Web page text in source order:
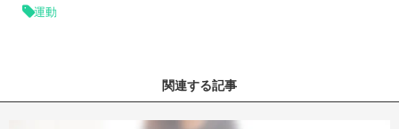
運動
関連する記事